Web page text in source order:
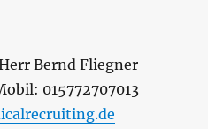
Bernd Fliegner
015772707013